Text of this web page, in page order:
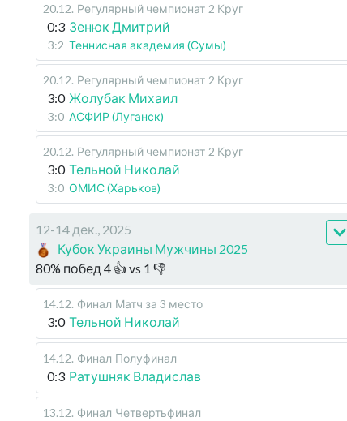
20.12. Регулярный чемпионат 2 Круг
0:3 Зенюк Дмитрий
3:2 Теннисная академия (Сумы)
20.12. Регулярный чемпионат 2 Круг
3:0 Жолубак Михаил
3:0 АСФИР (Луганск)
20.12. Регулярный чемпионат 2 Круг
3:0 Тельной Николай
3:0 ОМИС (Харьков)
12-14 дек., 2025
Кубок Украины Мужчины 2025
80% побед 4 👍 vs 1 👎
14.12. Финал Матч за 3 место
3:0 Тельной Николай
14.12. Финал Полуфинал
0:3 Ратушняк Владислав
13.12. Финал Четвертьфинал